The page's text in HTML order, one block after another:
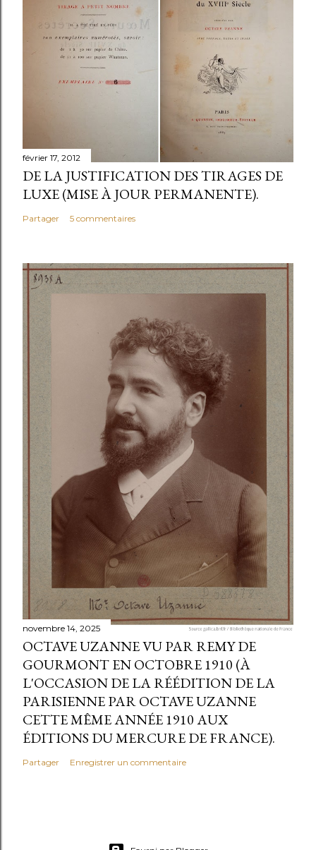
février 17, 2012
DE LA JUSTIFICATION DES TIRAGES DE
LUXE (MISE À JOUR PERMANENTE).
Partager 5 commentaires
novembre 14, 2025
OCTAVE UZANNE VU PAR REMY DE
GOURMONT EN OCTOBRE 1910 (À
L'OCCASION DE LA RÉÉDITION DE LA
PARISIENNE PAR OCTAVE UZANNE
CETTE MÊME ANNÉE 1910 AUX
ÉDITIONS DU MERCURE DE FRANCE).
Partager Enregistrer un commentaire